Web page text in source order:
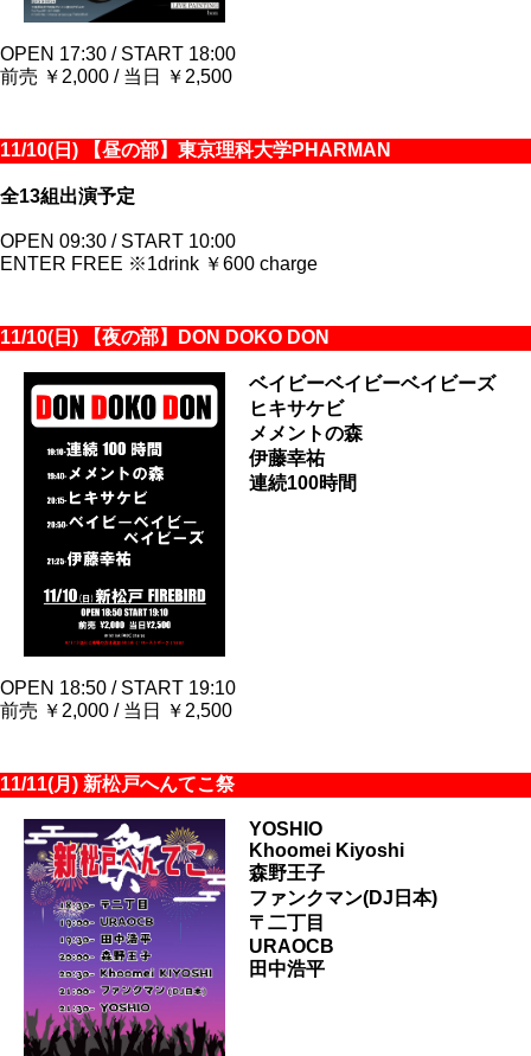
OPEN 17:30 / START 18:00
前売 ￥2,000 / 当日 ￥2,500
11/10(日) 【昼の部】東京理科大学PHARMAN
全13組出演予定
OPEN 09:30 / START 10:00
ENTER FREE ※1drink ￥600 charge
11/10(日) 【夜の部】DON DOKO DON
ベイビーベイビーベイビーズ
ヒキサケビ
メメントの森
伊藤幸祐
連続100時間
OPEN 18:50 / START 19:10
前売 ￥2,000 / 当日 ￥2,500
11/11(月) 新松戸へんてこ祭
YOSHIO
Khoomei Kiyoshi
森野王子
ファンクマン(DJ日本)
〒二丁目
URAOCB
田中浩平